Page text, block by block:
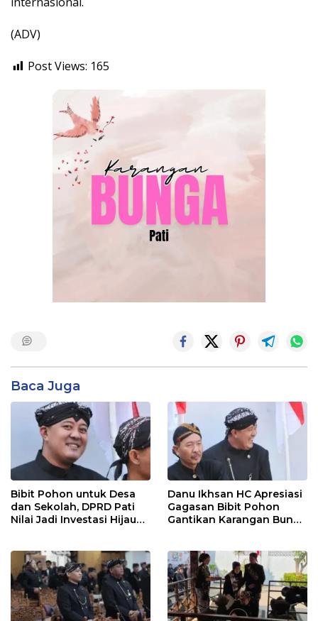
(ADV)
Post Views: 165
Baca Juga
Bibit Pohon untuk Desa
dan Sekolah, DPRD Pati
Nilai Jadi Investasi Hijau
Danu Ikhsan HC Apresiasi
Gagasan Bibit Pohon
Gantikan Karangan Bunga